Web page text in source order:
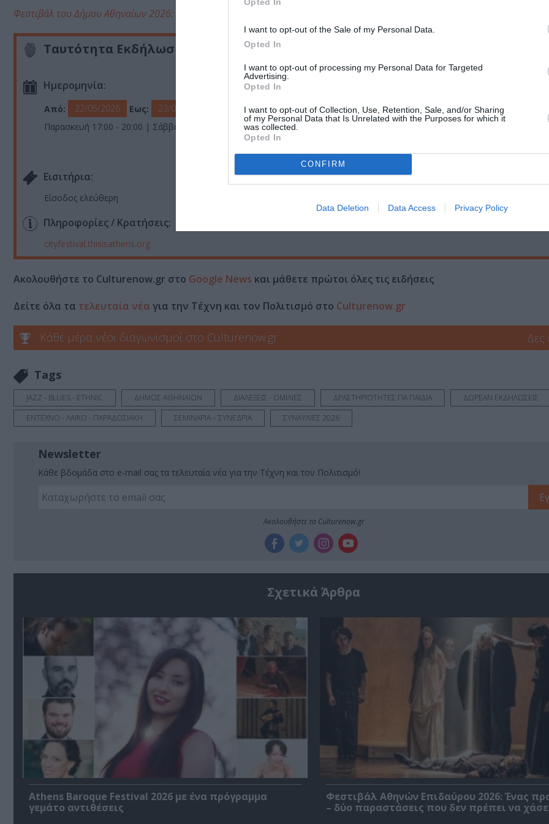
I want to opt-out of the Sale of my Personal Data.
Opted In
I want to opt-out of processing my Personal Data for Targeted
Advertising.
Opted In
I want to opt-out of Collection, Use, Retention, Sale, and/or Sharing
of my Personal Data that Is Unrelated with the Purposes for which it
was collected.
Opted In
CONFIRM
Data Deletion Data Access Privacy Policy
Φεστιβάλ του Δήμου Αθηναίων 2026: 300+ δωρεάν εκδηλώσεις στις γειτονιές της πόλης
Ταυτότητα Εκδήλωσης
Ημερομηνία:
Από: 22/05/2026 Εως:
23/05/2026
Παρασκευή 17:00 - 20:00 | Σάββατο 10:00 - 22:00
Πνευματικό Κέντρο Δήμου Αθηναίων, Ακαδημίας
Πεζόδρομος Φωκίωνος Νέγρη
Eισιτήρια:
Είσοδος ελεύθερη
Πληροφορίες / Κρατήσεις:
cityfestival.thisisathens.org
Ακολουθήστε το Culturenow.gr στο Google News και μάθετε πρώτοι όλες τις ειδήσεις
Δείτε όλα τα τελευταία νέα για την Τέχνη και τον Πολιτισμό στο Culturenow.gr
Κάθε μέρα νέοι διαγωνισμοί στο Culturenow.gr Δες
Tags
JAZZ - BLUES - ETHNIC ΔΗΜΟΣ ΑΘΗΝΑΙΩΝ ΔΙΑΛΕΞΕΙΣ - ΟΜΙΛΙΕΣ ΔΡΑΣΤΗΡΙΟΤΗΤΕΣ ΓΙΑ ΠΑΙΔΙΑ
ΔΩΡΕΑΝ ΕΚΔΗΛΩΣΕΙΣ
ΕΝΤΕΧΝΟ - ΛΑΪΚΟ - ΠΑΡΑΔΟΣΙΑΚΗ
ΣΕΜΙΝΑΡΙΑ – ΣΥΝΕΔΡΙΑ ΣΥΝΑΥΛΙΕΣ 2026
Newsletter
Κάθε βδομάδα στο e-mail σας τα τελευταία νέα για την Τέχνη και τον Πολιτισμό!
Ακολουθήστε το Culturenow.gr
Σχετικά Άρθρα
Athens Baroque Festival 2026 με ένα πρόγραμμα
γεμάτο αντιθέσεις
Φεστιβάλ Αθηνών Επιδαύρου 2026: Ένας
– δύο παραστάσεις που δεν πρέπει να